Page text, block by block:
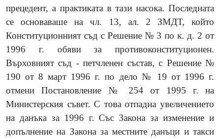
прецедент, а практиката в тази насока. Последната
се основаваше на чл. 13, ал. 2 ЗМДТ, който
Конституционният съд с Решение № 3 по к. д. 2 от
1996 г. обяви за противоконституционен.
Върховният съд - петчленен състав, с Решение №
190 от 8 март 1996 г. по дело № 19 от 1996 г.
отмени Постановление № 254 от 1995 г. на
Министерския съвет. С това отпадна увеличението
на данъка за 1996 г. Със Закона за изменение и
допълнение на Закона за местните данъци и такси